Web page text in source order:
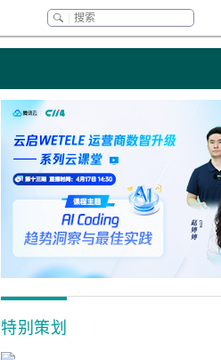
特别策划